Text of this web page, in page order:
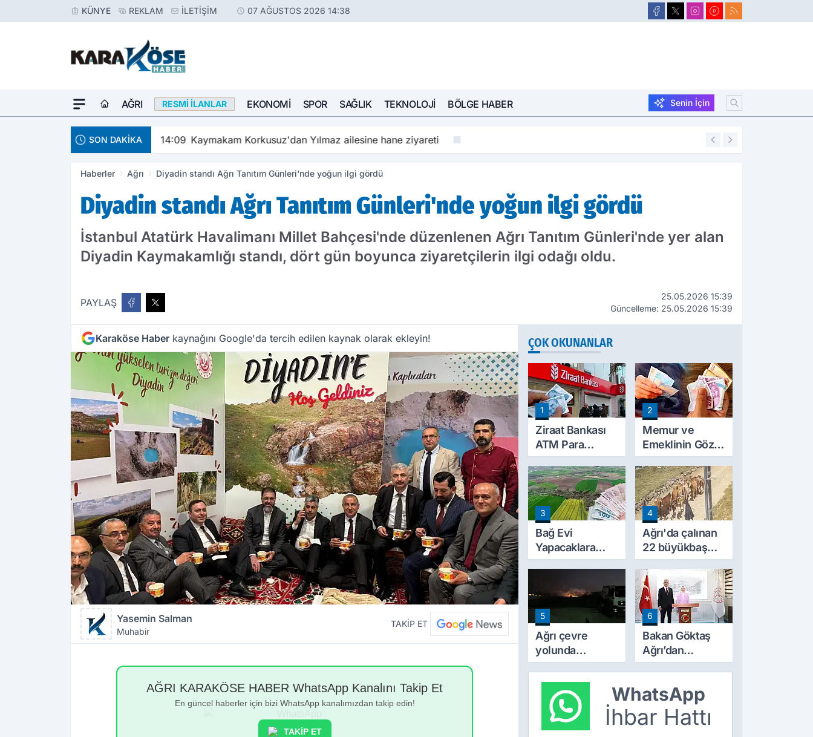
KÜNYE REKLAM İLETIŞIM 07 AĞUSTOS 2026 14:38
AĞRI RESMI İLANLAR EKONOMI SPOR SAĞLIK TEKNOLOJI BÖLGE HABER Senin İçin
SON DAKİKA 14:09 Kaymakam Korkusuz'dan Yılmaz ailesine hane ziyareti 14:02
Haberler Ağrı Diyadin standı Ağrı Tanıtım Günleri'nde yoğun ilgi gördü
Diyadin standı Ağrı Tanıtım Günleri'nde yoğun ilgi gördü
İstanbul Atatürk Havalimanı Millet Bahçesi'nde düzenlenen Ağrı Tanıtım Günleri'nde yer alan
Diyadin Kaymakamlığı standı, dört gün boyunca ziyaretçilerin ilgi odağı oldu.
PAYLAŞ
25.05.2026 15:39
Güncelleme: 25.05.2026 15:39
Karaköse Haber kaynağını Google'da tercih edilen kaynak olarak ekleyin!
Yasemin Salman
Muhabir
TAKİP ET
AĞRI KARAKÖSE HABER WhatsApp Kanalını Takip Et
En güncel haberler için bizi WhatsApp kanalımızdan takip edin!
TAKİP ET
ÇOK OKUNANLAR
1
Ziraat Bankası
ATM Para
Çekme Limitini
Artırdı: Günlük
Ücretsiz Limit
30 Bin TL Oldu
2
Memur ve
Emeklinin Gözü
Ocak
Zammında: İlk
Hesaplamalar
Belli Olmaya
Başladı
3
Bağ Evi
Yapacaklara
Yeni Dönem:
Arazilerinde
Yapılaşma
Şartları Değişti
4
Ağrı'da çalınan
22 büyükbaş
hayvandan 15’i
Doğubayazıt’ta
bulundu
5
Ağrı çevre
yolunda
korkutan
yangın! alevler
geceyi aydınlattı
6
Bakan Göktaş
Ağrı’dan
‘Terörsüz
verdi
WhatsApp
İhbar Hattı